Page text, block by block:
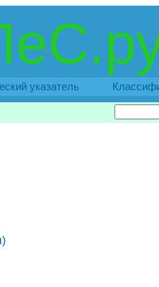
указатель